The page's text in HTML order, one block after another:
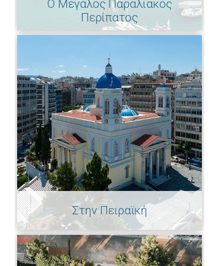
Ο Μεγάλος Παραλιακός
Περίπατος
Στην Πειραϊκή